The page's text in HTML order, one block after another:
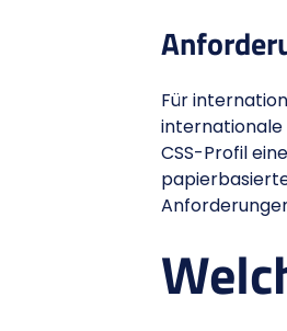
Für
internationale
CSS-Profil